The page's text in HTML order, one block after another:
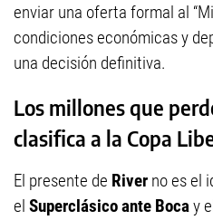
enviar una oferta formal al
condiciones económicas y
una decisión definitiva.
Los millones que
clasifica a la Copa
El presente de River no es el
el Superclásico ante Bocay